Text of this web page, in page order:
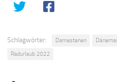
Schlagwörter: Damestenen
Radurlaub 2022